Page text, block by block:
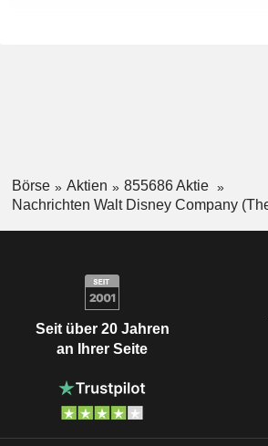
Börse Aktien
855686 Aktie
Nachrichten Walt Disney Company
Seit über 20 Jahren
an Ihrer Seite